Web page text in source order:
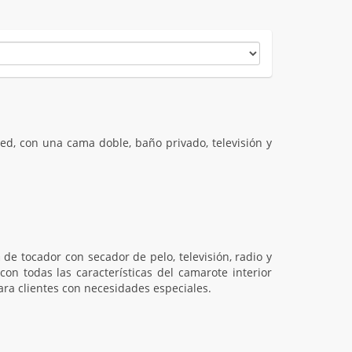
con una cama doble, baño privado, televisión y
tocador con secador de pelo, televisión, radio y
todas las características del camarote interior
clientes con necesidades especiales.